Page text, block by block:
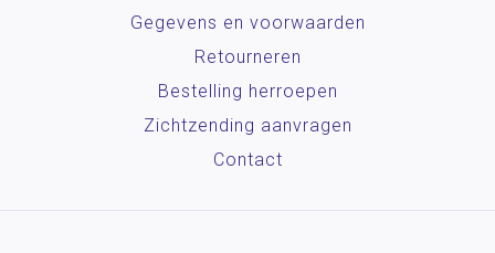
Gegevens en voorwaarden
Retourneren
Bestelling herroepen
Zichtzending aanvragen
Contact